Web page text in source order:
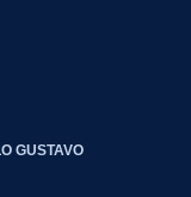
GUSTAVO